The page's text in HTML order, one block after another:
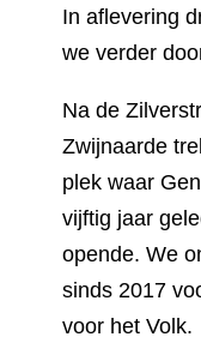
In aflevering
we verder
Na de
Zwijnaarde
plek waar
vijftig jaar
opende. We
sinds 2017
voor het Volk.